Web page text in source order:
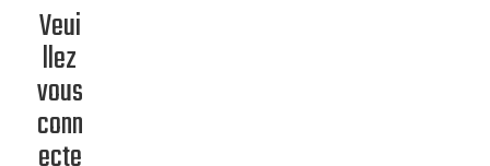
Veui
llez
vous
conn